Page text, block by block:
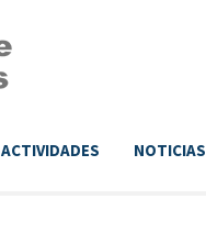
ACTIVIDADES NOTICIAS